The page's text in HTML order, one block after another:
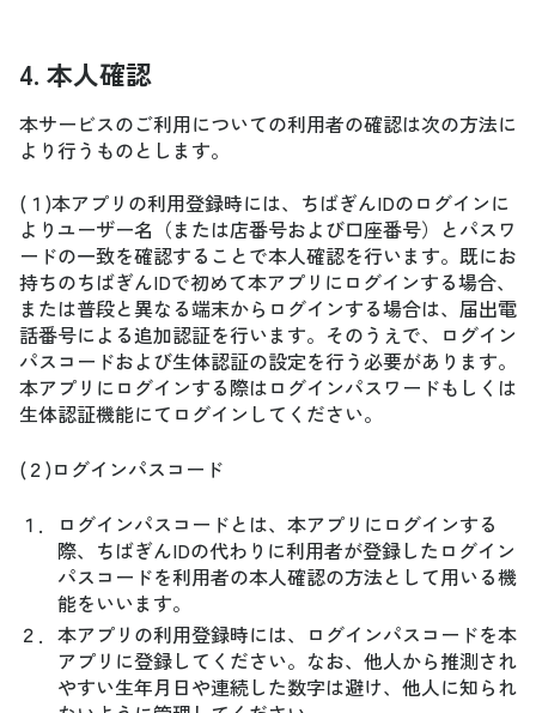
4. 本人確認
本サービスのご利用についての利用者の確認は次の方法に
より行うものとします。
(１)本アプリの利用登録時には、ちばぎんIDのログインに
よりユーザー名（または店番号および口座番号）とパスワ
ードの一致を確認することで本人確認を行います。既にお
持ちのちばぎんIDで初めて本アプリにログインする場合、
または普段と異なる端末からログインする場合は、届出電
話番号による追加認証を行います。そのうえで、ログイン
パスコードおよび生体認証の設定を行う必要があります。
本アプリにログインする際はログインパスワードもしくは
生体認証機能にてログインしてください。
(２)ログインパスコード
１．
ログインパスコードとは、本アプリにログインする
際、ちばぎんIDの代わりに利用者が登録したログイン
パスコードを利用者の本人確認の方法として用いる機
能をいいます。
２． 本アプリの利用登録時には、ログインパスコードを本
アプリに登録してください。なお、他人から推測され
やすい生年月日や連続した数字は避け、他人に知られ